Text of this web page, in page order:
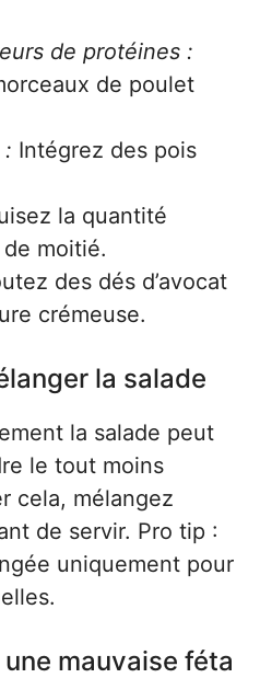
de protéines :
de poulet
: Intégrez des pois
la quantité
de moitié.
des dés d’avocat
crémeuse.
la salade
la salade peut
le tout moins
cela, mélangez
de servir. Pro tip :
uniquement pour
mauvaise féta